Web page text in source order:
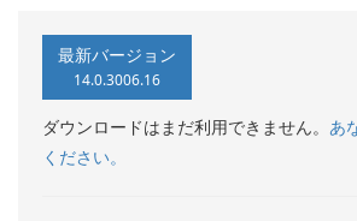
最新バージョン
14.0.3006.16
ダウンロードはまだ利用できません。 あ
ください。